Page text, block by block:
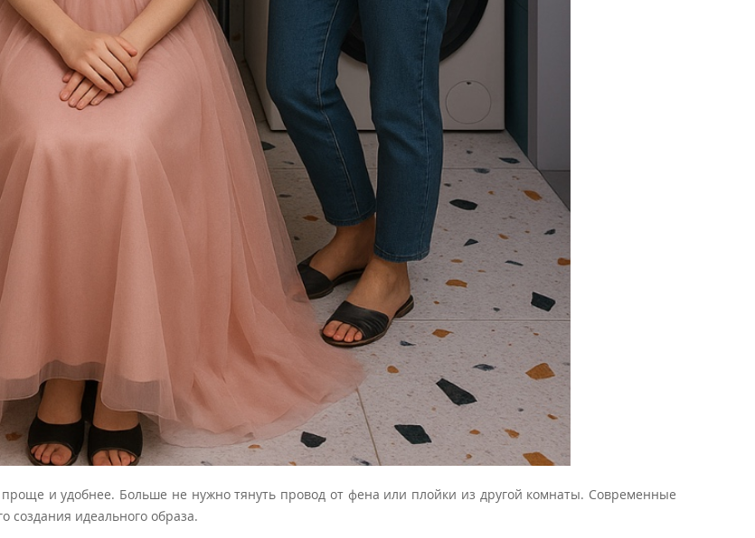
проще и удобнее. Больше не нужно тянуть провод от фена или плойки из другой комнаты. Современные
создания идеального образа.